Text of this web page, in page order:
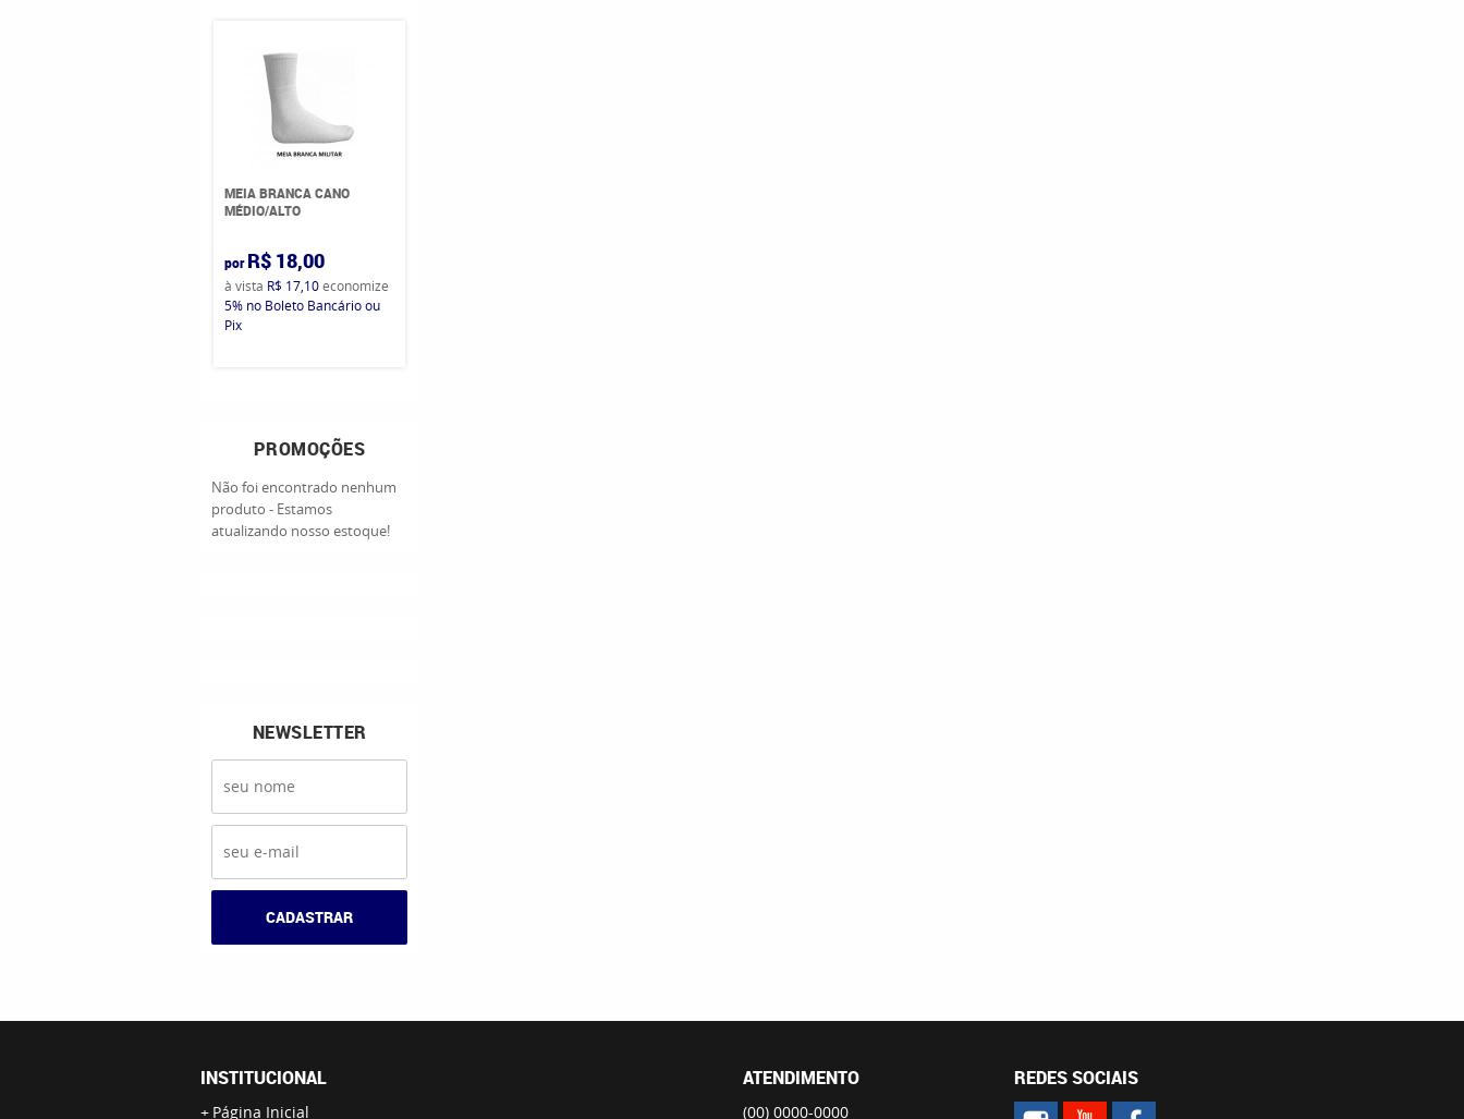
MEIA BRANCA CANO
MÉDIO/ALTO
por R$ 18,00
à vista R$ 17,10economize
5% no Boleto Bancário ou
Pix
PROMOÇÕES
Não foi encontrado nenhum
produto - Estamos
atualizando nosso estoque!
NEWSLETTER
CADASTRAR
INSTITUCIONAL
Página Inicial
ATENDIMENTO
(00) 0000-0000
REDES SOCIAIS